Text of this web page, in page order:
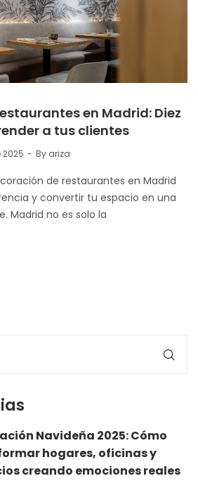
en Madrid: Diez
a tus clientes
2025 By ariza
de restaurantes en Madrid
y convertir tu espacio en una
Madrid no es solo la
Navideña 2025: Cómo
hogares, oficinas y
creando emociones reales